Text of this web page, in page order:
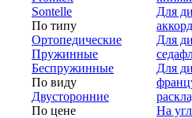
Sontelle
По типу
Ортопедические
Пружинные
Беспружинные
По виду
Двусторонние
По цене
Для
Для
Для
На